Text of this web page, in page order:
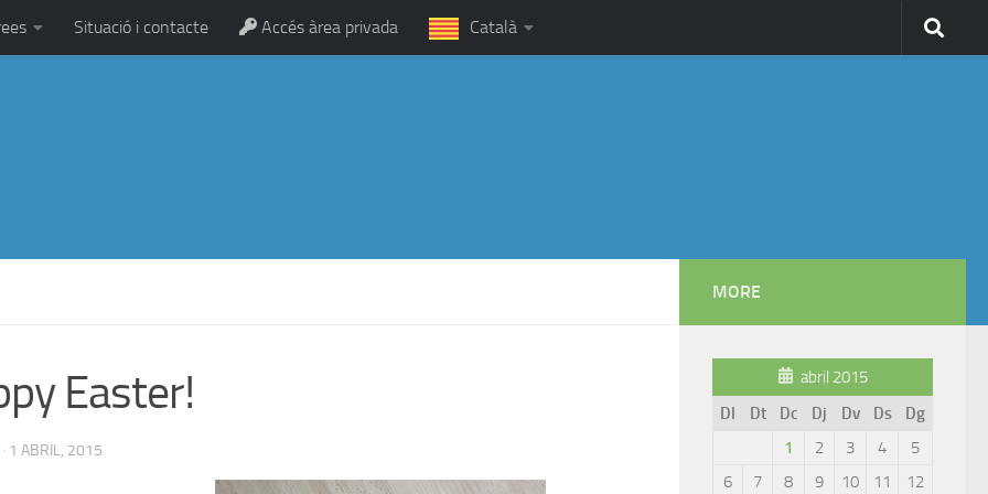
Situació i contacte Accés àrea privada Català
Easter!
· 1 ABRIL, 2015
MORE
abril 2015
Dl
Dt Dc Dj Dv Ds
Dg
1
2 3 4
5
6
7 8 9 10 11
12